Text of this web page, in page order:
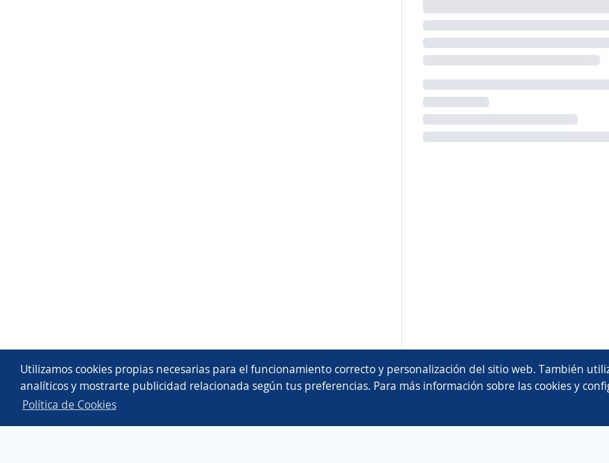
Utilizamos cookies propias necesarias para el funcionamiento correcto y personalización del sitio web. También
analíticos y mostrarte publicidad relacionada según tus preferencias. Para más información sobre las cookies y
Política de Cookies